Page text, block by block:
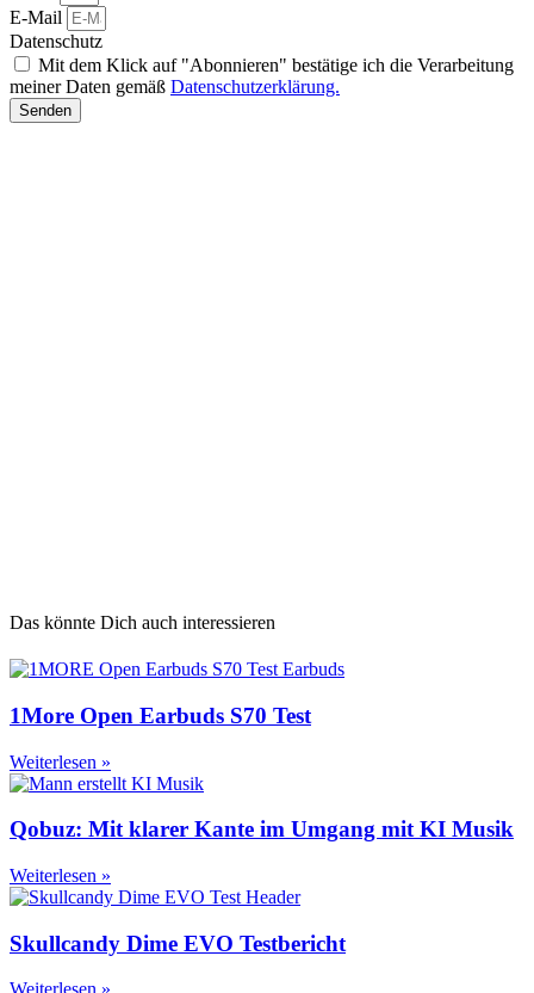
E-Mail
Datenschutz
Mit dem Klick auf "Abonnieren" bestätige ich die Verarbeitung
meiner Daten gemäß Datenschutzerklärung.
Senden
Das könnte Dich auch interessieren
1More Open Earbuds S70 Test
Weiterlesen »
Qobuz: Mit klarer Kante im Umgang mit KI Musik
Weiterlesen »
Skullcandy Dime EVO Testbericht